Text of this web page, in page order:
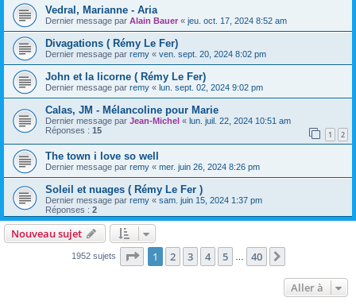
Vedral, Marianne - Aria
Dernier message par Alain Bauer « jeu. oct. 17, 2024 8:52 am
Divagations ( Rémy Le Fer)
Dernier message par remy « ven. sept. 20, 2024 8:02 pm
John et la licorne ( Rémy Le Fer)
Dernier message par remy « lun. sept. 02, 2024 9:02 pm
Calas, JM - Mélancoline pour Marie
Dernier message par Jean-Michel « lun. juil. 22, 2024 10:51 am
Réponses : 15 1 2
The town i love so well
Dernier message par remy « mer. juin 26, 2024 8:26 pm
Soleil et nuages ( Rémy Le Fer )
Dernier message par remy « sam. juin 15, 2024 1:37 pm
Réponses : 2
Nouveau sujet
1952 sujets Page 1sur40
1 2 3 4 5 40
Aller à